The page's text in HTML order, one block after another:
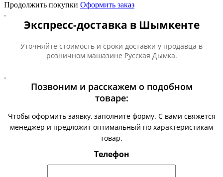
Продолжить покупки Оформить заказ
.
Экспресс-доставка в Шымкенте
Уточняйте стоимость и сроки доставки у продавца в
розничном машазине Русская Дымка.
.
Позвоним и расскажем о подобном
товаре:
Чтобы оформить заявку, заполните форму. С вами свяжется
менеджер и предложит оптимальный по характеристикам
товар.
Телефон